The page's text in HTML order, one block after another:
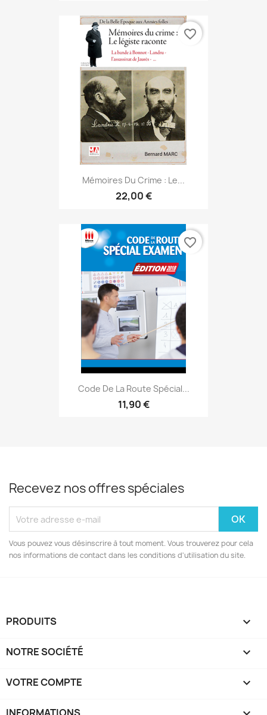
Mémoires Du Crime : Le...
22,00 €
favorite_border
Code De La Route Spécial...
11,90 €
favorite_border
Recevez nos offres spéciales
Vous pouvez vous désinscrire à tout moment. Vous trouverez pour cela
nos informations de contact dans les conditions d'utilisation du site.
PRODUITS 
NOTRE SOCIÉTÉ 
VOTRE COMPTE 